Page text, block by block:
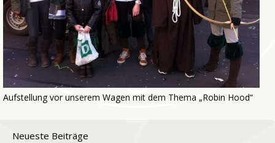
Aufstellung vor unserem Wagen mit dem Thema „Robin Hood“
Neueste Beiträge